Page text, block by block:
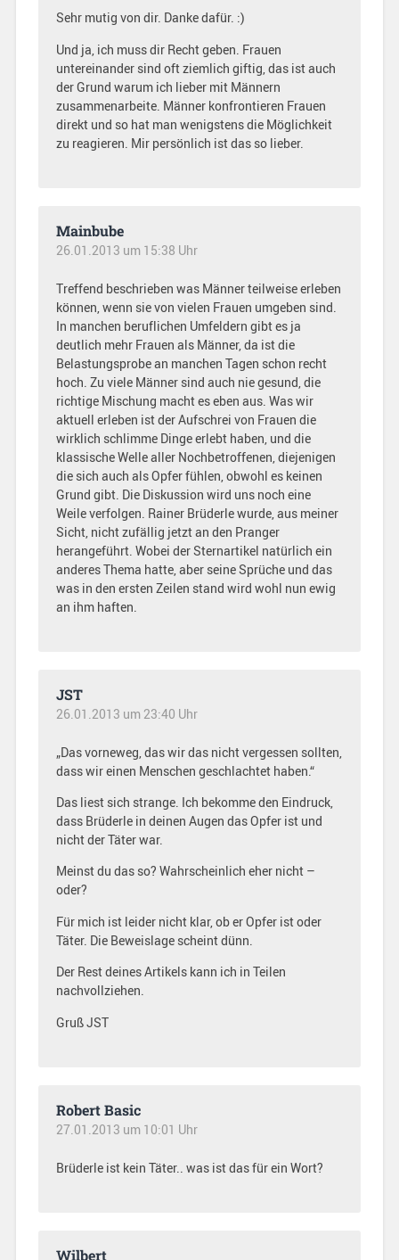
Sehr mutig von dir. Danke dafür. :)
Und ja, ich muss dir Recht geben. Frauen
untereinander sind oft ziemlich giftig, das ist auch
der Grund warum ich lieber mit Männern
zusammenarbeite. Männer konfrontieren Frauen
direkt und so hat man wenigstens die Möglichkeit
zu reagieren. Mir persönlich ist das so lieber.
Mainbube
26.01.2013 um 15:38 Uhr
Treffend beschrieben was Männer teilweise erleben
können, wenn sie von vielen Frauen umgeben sind.
In manchen beruflichen Umfeldern gibt es ja
deutlich mehr Frauen als Männer, da ist die
Belastungsprobe an manchen Tagen schon recht
hoch. Zu viele Männer sind auch nie gesund, die
richtige Mischung macht es eben aus. Was wir
aktuell erleben ist der Aufschrei von Frauen die
wirklich schlimme Dinge erlebt haben, und die
klassische Welle aller Nochbetroffenen, diejenigen
die sich auch als Opfer fühlen, obwohl es keinen
Grund gibt. Die Diskussion wird uns noch eine
Weile verfolgen. Rainer Brüderle wurde, aus meiner
Sicht, nicht zufällig jetzt an den Pranger
herangeführt. Wobei der Sternartikel natürlich ein
anderes Thema hatte, aber seine Sprüche und das
was in den ersten Zeilen stand wird wohl nun ewig
an ihm haften.
JST
26.01.2013 um 23:40 Uhr
„Das vorneweg, das wir das nicht vergessen sollten,
dass wir einen Menschen geschlachtet haben.“
Das liest sich strange. Ich bekomme den Eindruck,
dass Brüderle in deinen Augen das Opfer ist und
nicht der Täter war.
Meinst du das so? Wahrscheinlich eher nicht –
oder?
Für mich ist leider nicht klar, ob er Opfer ist oder
Täter. Die Beweislage scheint dünn.
Der Rest deines Artikels kann ich in Teilen
nachvollziehen.
Gruß JST
Robert Basic
27.01.2013 um 10:01 Uhr
Brüderle ist kein Täter.. was ist das für ein Wort?
Wilbert